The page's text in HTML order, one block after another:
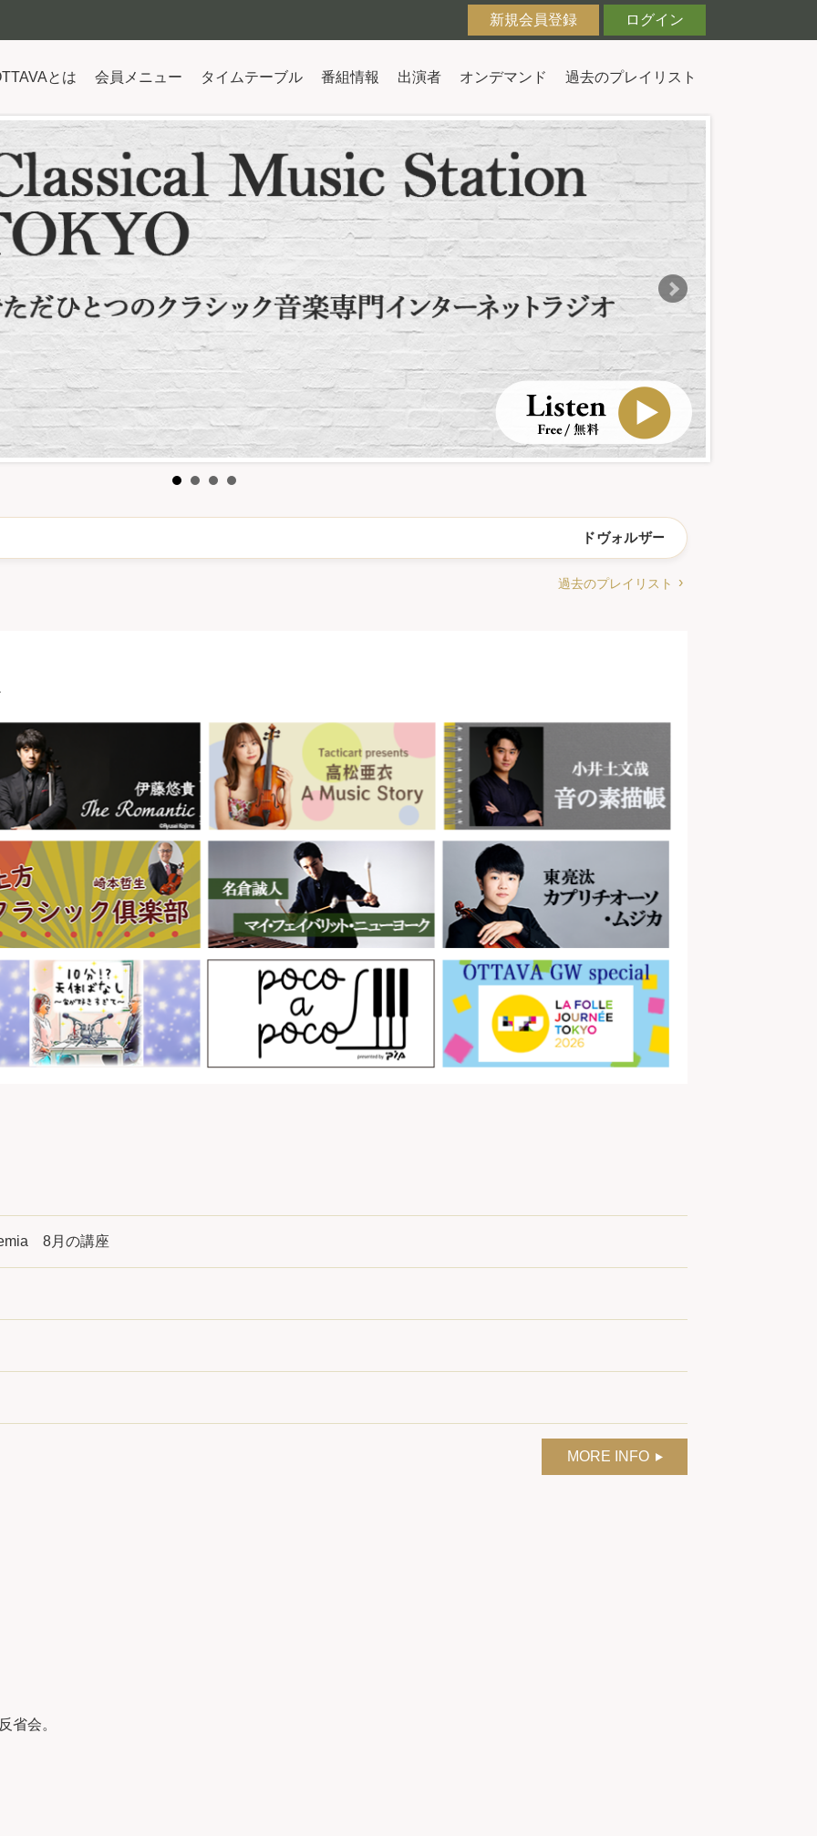
新規会員登録 ログイン
とは 会員メニュー タイムテーブル 番組情報 出演者 オンデマンド 過去のプレイリスト
ドヴォルザーク：弦楽セレナード Op.22
過去のプレイリスト
8月の講座
MORE INFO
省会。